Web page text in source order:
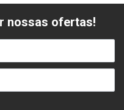
nossas ofertas!